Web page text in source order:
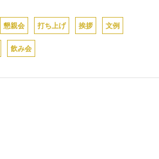
懇親会 打ち上げ 挨拶 文例
飲み会